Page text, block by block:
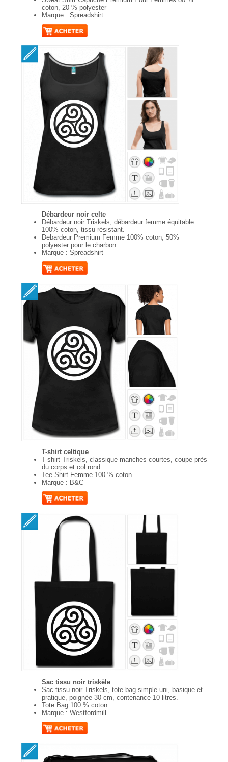
coton, 20 % polyester
Marque : Spreadshirt
Débardeur noir celte
Débardeur noir Triskels, débardeur femme équitable
100% coton, tissu résistant.
Debardeur Premium Femme 100% coton, 50%
polyester pour le charbon
Marque : Spreadshirt
T-shirt celtique
T-shirt Triskels, classique manches courtes, coupe près
du corps et col rond.
Tee Shirt Femme 100 % coton
Marque : B&C
Sac tissu noir triskèle
Sac tissu noir Triskels, tote bag simple uni, basique et
pratique, poignée 30 cm, contenance 10 litres.
Tote Bag 100 % coton
Marque : Westfordmill